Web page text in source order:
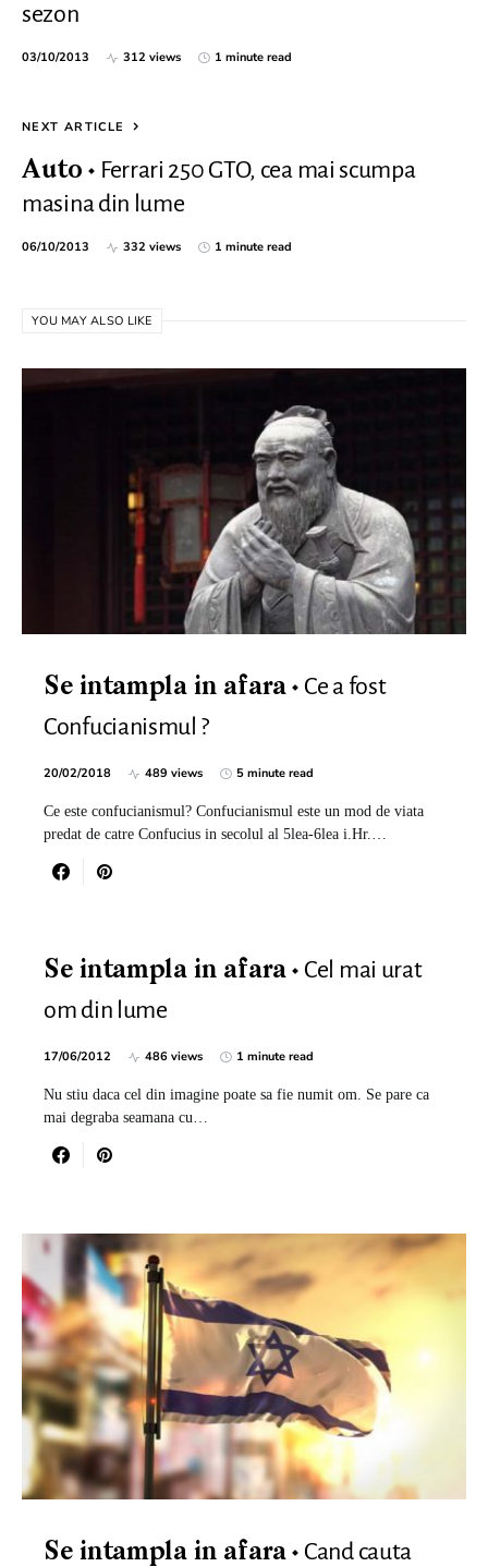
sezon
03/10/2013 312 views 1 minute read
NEXT ARTICLE
Auto
Ferrari 250 GTO, cea mai scumpa
masina din lume
06/10/2013 332 views 1 minute read
YOU MAY ALSO LIKE
Se intampla in afara
Ce a fost
Confucianismul ?
20/02/2018 489 views 5 minute read
Ce este confucianismul? Confucianismul este un mod de viata
predat de catre Confucius in secolul al 5lea-6lea i.Hr.…
Se intampla in afara
Cel mai urat
om din lume
17/06/2012 486 views 1 minute read
Nu stiu daca cel din imagine poate sa fie numit om. Se pare ca
mai degraba seamana cu…
Se intampla in afara
Cand cauta